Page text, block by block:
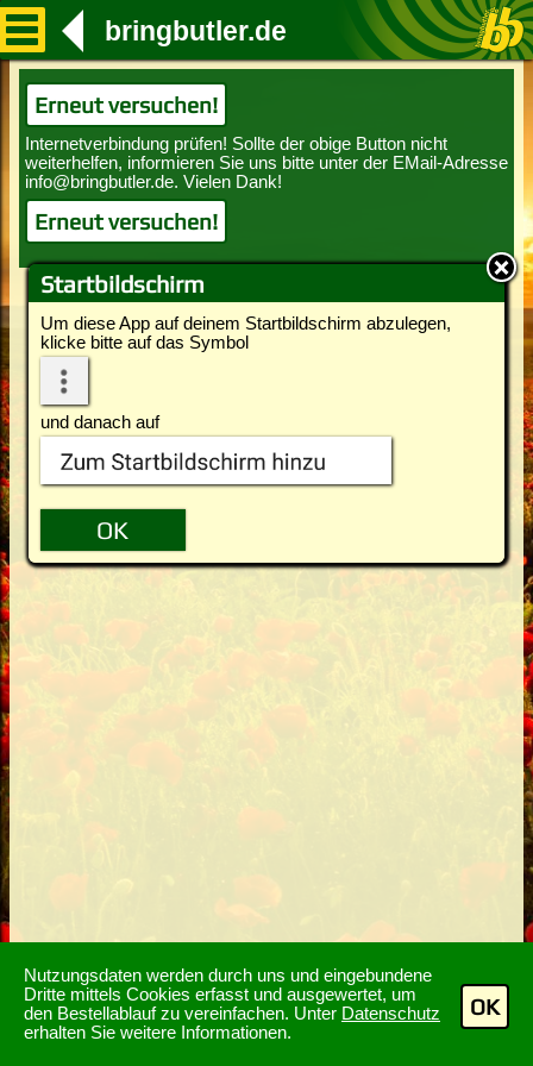
Nutzungsdaten werden durch uns und eingebundene
Dritte mittels Cookies erfasst und ausgewertet, um
den Bestellablauf zu vereinfachen. Unter Datenschutz
erhalten Sie weitere Informationen.
OK
Startbildschirm
Um diese App auf deinem Startbildschirm abzulegen,
klicke bitte auf das Symbol
und danach auf
bringbutler.de
Erneut versuchen!
Erneut versuchen!